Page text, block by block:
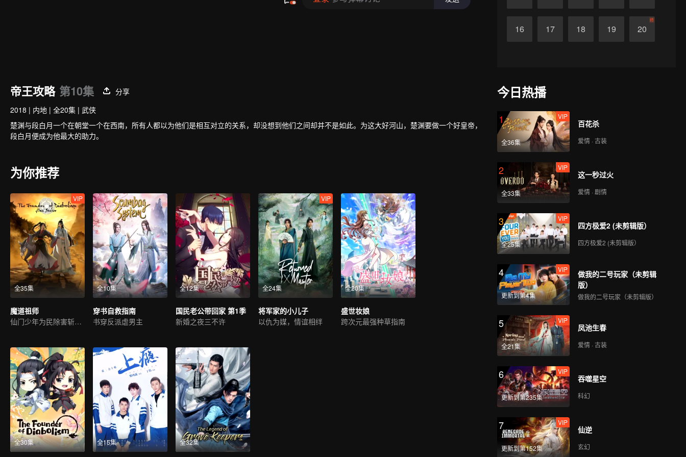
16 17 18 19 20
终
帝王攻略 第10集
分享
2018 | 内地 | 全20集 | 武侠
楚渊与段白月一个在朝堂一个在西南，所有人都以为他们是相互对立的关系，却没想到他们之间却并不是如此。为这大好河山，楚渊要做一个好皇帝，
段白月便成为他最大的助力。
为你推荐
全35集
VIP
魔道祖师
仙门少年为民除害斩邪祟
全10集
穿书自救指南
书穿反派虐男主
全12集
国民老公带回家 第1季
新婚之夜三不许
全24集
VIP
将军家的小儿子
以仇为媒，情谊相绊
全20集
盛世妆娘
跨次元最强种草指南
全30集 全15集 全32集
今日热播
1
全36集
VIP
百花杀
爱情 · 古装
2
全33集
VIP
这一秒过火
爱情 · 剧情
3
全25集
VIP
四方极爱2 (未剪辑版）
四方极爱2 (未剪辑版）
4
更新到第4集
VIP
做我的二号玩家（未剪辑
版）
做我的二号玩家（未剪辑版）
5
全21集
VIP
凤池生春
爱情 · 古装
6
更新到第235集
VIP
吞噬星空
科幻
7
更新到第152集
VIP
仙逆
玄幻